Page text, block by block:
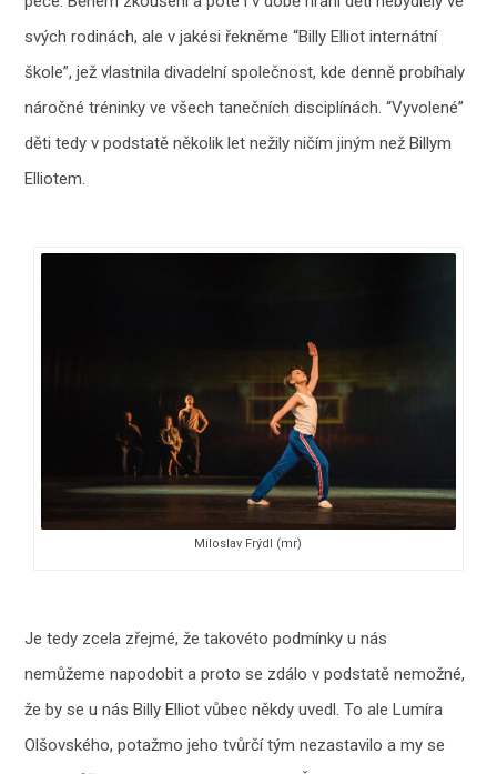
svých rodinách, ale v jakési řekněme “Billy Elliot internátní
škole”, jež vlastnila divadelní společnost, kde denně probíhaly
náročné tréninky ve všech tanečních disciplínách. “Vyvolené”
děti tedy v podstatě několik let nežily ničím jiným než Billym
Elliotem.
Miloslav Frýdl (mr)
Je tedy zcela zřejmé, že takovéto podmínky u nás
nemůžeme napodobit a proto se zdálo v podstatě nemožné,
že by se u nás Billy Elliot vůbec někdy uvedl. To ale Lumíra
Olšovského, potažmo jeho tvůrčí tým nezastavilo a my se